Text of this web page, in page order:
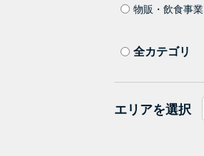
物販・飲食事業
全カテゴリ
エリアを選択